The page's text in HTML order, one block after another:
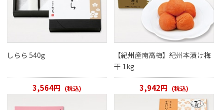
しらら 540g
3,564円 (税込)
【紀州産南高梅】紀州本漬け梅
干 1kg
3,942円 (税込)